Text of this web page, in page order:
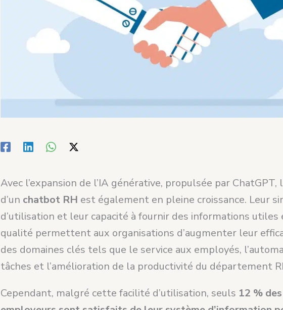
Avec l’expansion de l’IA générative, propulsée par ChatGPT,
d’un chatbot RH est également en pleine croissance. Leur
d’utilisation et leur capacité à fournir des informations utiles
qualité permettent aux organisations d’augmenter leur
des domaines clés tels que le service aux employés,
tâches et l’amélioration de la productivité du département
Cependant, malgré cette facilité d’utilisation, seuls 12 % des